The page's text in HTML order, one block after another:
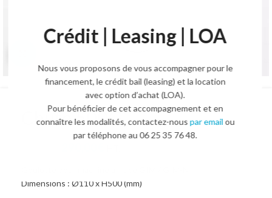
Crédit | Leasing | LOA
Nous vous proposons de vous accompagner pour le
financement, le crédit bail (leasing) et la location
avec option d’achat (LOA).
Pour bénéficier de cet accompagnement et en
connaître les modalités, contactez-nouspar email ou
par téléphone au 06 25 35 76 48.
Chute 500G
Dimensions : Ø110 x H500 (mm)